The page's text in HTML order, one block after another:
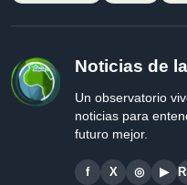
Noticias de
Un observatorio
noticias para
futuro mejor.
f X ◎ ▶